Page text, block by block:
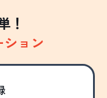
！
ョン